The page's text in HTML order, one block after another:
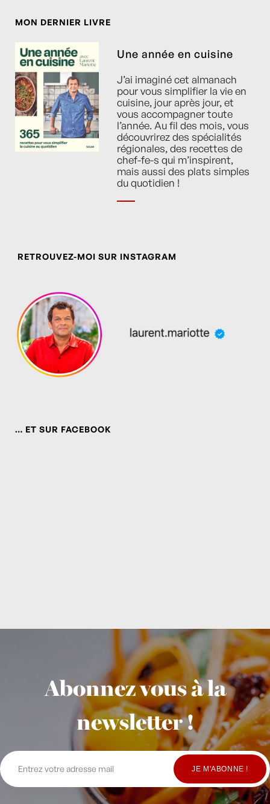
MON DERNIER LIVRE
Une année en cuisine
J’ai imaginé cet almanach
pour vous simplifier la vie en
cuisine, jour après jour, et
vous accompagner toute
l’année. Au fil des mois, vous
découvrirez des spécialités
régionales, des recettes de
chef-fe-s qui m’inspirent,
mais aussi des plats simples
du quotidien !
RETROUVEZ-MOI SUR INSTAGRAM
… ET SUR FACEBOOK
Abonnez vous à la
newsletter !